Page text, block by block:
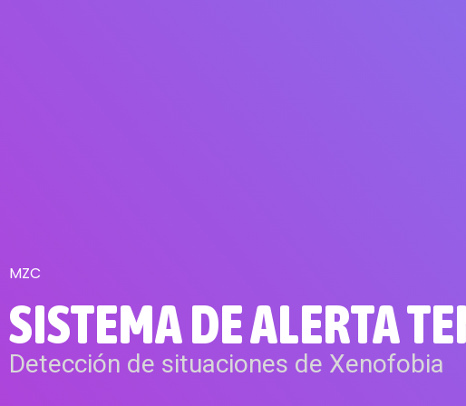
MZC
SISTEMA DE ALERTA
Detección de situaciones de Xenofobia